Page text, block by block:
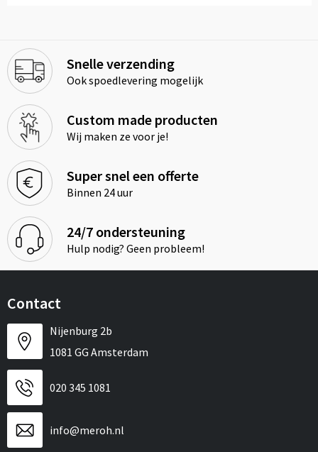
Snelle verzending
Ook spoedlevering mogelijk
Custom made producten
Wij maken ze voor je!
Super snel een offerte
Binnen 24 uur
24/7 ondersteuning
Hulp nodig? Geen probleem!
Contact
Nijenburg 2b
1081 GG Amsterdam
020 345 1081
info@meroh.nl